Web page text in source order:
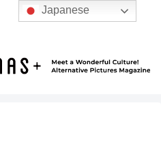
Japanese